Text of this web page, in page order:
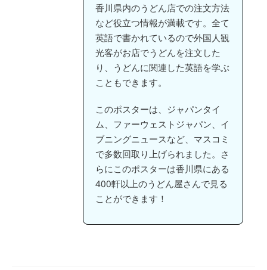
香川県内のうどん店での注文方法
など役立つ情報が満載です。全て
英語で書かれているので外国人観
光客がお店でうどんを注文した
り、うどんに関連した英語を学ぶ
こともできます。
このポスターは、ジャパンタイ
ム、ファーウェストジャパン、イ
ブニングニュースなど、マスコミ
で多数回取り上げられました。さ
らにこのポスターは香川県にある
400軒以上のうどん屋さんで見る
ことができます！